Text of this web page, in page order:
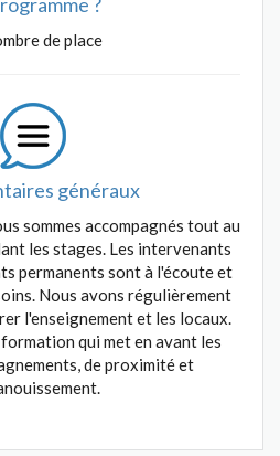
de place
généraux
sommes accompagnés tout au
les stages. Les intervenants
permanents sont à l'écoute et
Nous avons régulièrement
l'enseignement et les locaux.
qui met en avant les
de proximité et